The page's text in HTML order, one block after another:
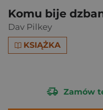
Komu bije
Dav Pilkey
KSIĄŻKA
Zamów